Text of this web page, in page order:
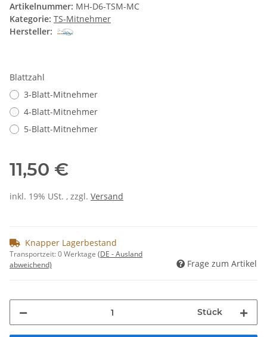
Artikelnummer: MH-D6-TSM-MC
Kategorie: TS-Mitnehmer
Hersteller:
Blattzahl
3-Blatt-Mitnehmer
4-Blatt-Mitnehmer
5-Blatt-Mitnehmer
11,50 €
inkl. 19% USt. , zzgl. Versand
Knapper Lagerbestand
Transportzeit:0 Werktage (DE - Ausland
abweichend)
Frage zum Artikel
Stück